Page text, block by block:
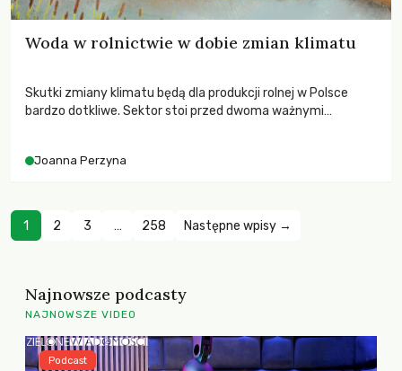
Woda w rolnictwie w dobie zmian klimatu
Skutki zmiany klimatu będą dla produkcji rolnej w Polsce
bardzo dotkliwe. Sektor stoi przed dwoma ważnymi
zachodzących zmian klimatycznych. Wymagać to będzie
Joanna Perzyna
1 2 3 … 258 Następne wpisy →
Najnowsze podcasty
NAJNOWSZE VIDEO
Podcast